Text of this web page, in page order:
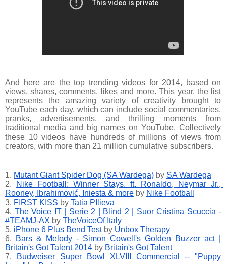
And here are the top trending videos for 2014, based on
views, shares, comments, likes and more. This year, the list
represents the amazing variety of creativity brought to
YouTube each day, which can include social commentaries,
pranks, advertisements, and thrilling moments from
traditional media and big names on YouTube. Collectively
these 10 videos have hundreds of millions of views from
creators, with more than 21 million cumulative subscribers.
1. Mutant Giant Spider Dog (SA Wardega) by SA Wardega
2.
Nike Football: Winner Stays. ft. Ronaldo, Neymar Jr.,
Rooney, Ibrahimović, Iniesta & more by Nike Football
3. FIRST KISS by Tatia PIlieva
4. The Voice IT | Serie 2 | Blind 2 | Suor Cristina Scuccia -
#TEAMJ-AX by TheVoiceOf Italy
5. iPhone 6 Plus Bend Test by Unbox Therapy
6.
Bars & Melody - Simon Cowell's Golden Buzzer act |
Britain's Got Talent 2014 by Britain's Got Talent
7.
Budweiser Super Bowl XLVIII Commercial -- "Puppy